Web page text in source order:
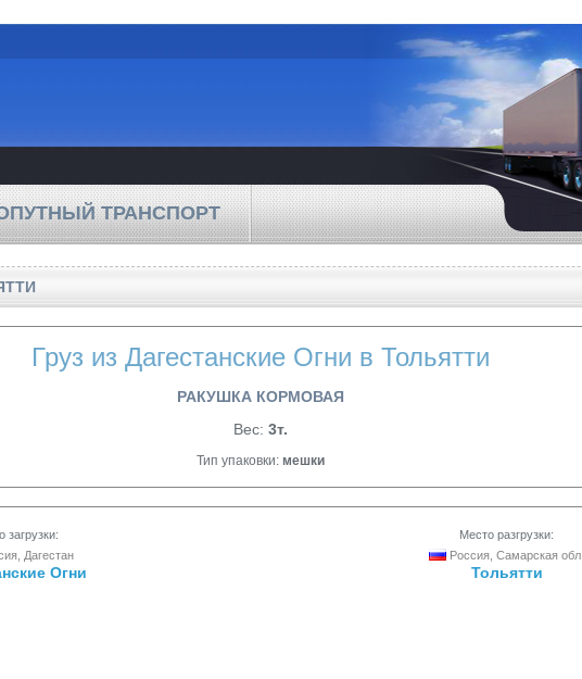
ТРАНСПОРТ
Груз из Дагестанские Огни в Тольятти
РАКУШКА КОРМОВАЯ
Вес: 3т.
Тип упаковки: мешки
загрузки:
Дагестан
Огни
Место разгрузки:
Россия, Самарская обл.
Тольятти